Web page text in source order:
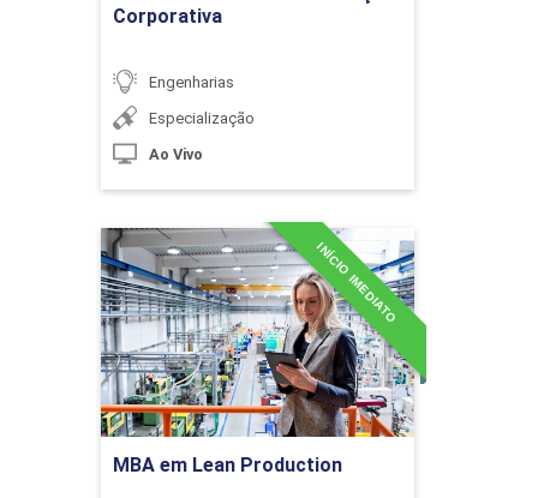
Hidrossanitárias
10h
Processos e Técnicas Construtivas
Corporativa
Engenharias
Especialização
Ao Vivo
MBA em Lean Production
INÍCIO IMEDIATO
MBA em Lean Production
Detalhes do curso
Ir para Inscrição